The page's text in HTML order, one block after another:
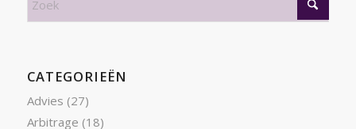
CATEGORIEËN
Advies (27)
Arbitrage (18)